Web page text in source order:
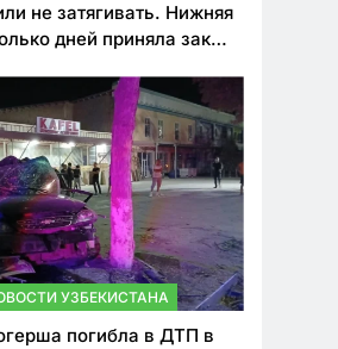
не затягивать. Нижняя
дней приняла закон
ПДД
УЗБЕКИСТАНА
погибла в ДТП в